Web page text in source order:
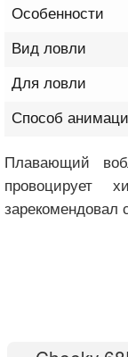
Особенности
Вид ловли
Для ловли
Способ
Плавающий
провоцирует
зарекомендовал